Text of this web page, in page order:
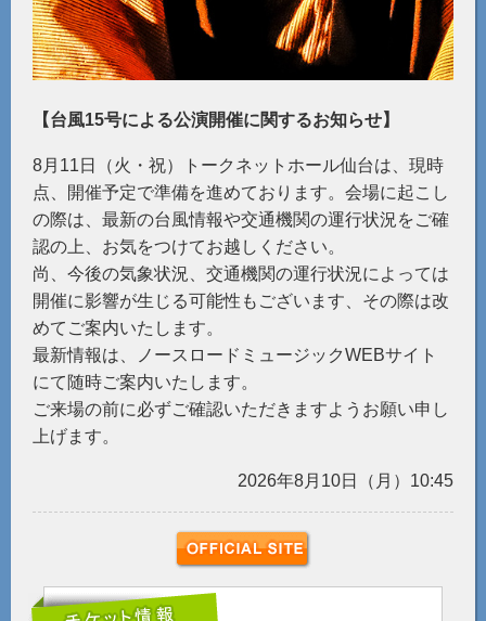
【台風15号による公演開催に関するお知らせ】
8月11日（火・祝）トークネットホール仙台は、現時
点、開催予定で準備を進めております。会場に起こし
の際は、最新の台風情報や交通機関の運行状況をご確
認の上、お気をつけてお越しください。
尚、今後の気象状況、交通機関の運行状況によっては
開催に影響が生じる可能性もございます、その際は改
めてご案内いたします。
最新情報は、ノースロードミュージックWEBサイト
にて随時ご案内いたします。
ご来場の前に必ずご確認いただきますようお願い申し
上げます。
2026年8月10日（月）10:45